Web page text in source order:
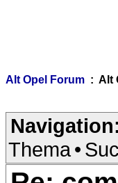
Alt Opel Forum : Alt
Navigation:
Thema•